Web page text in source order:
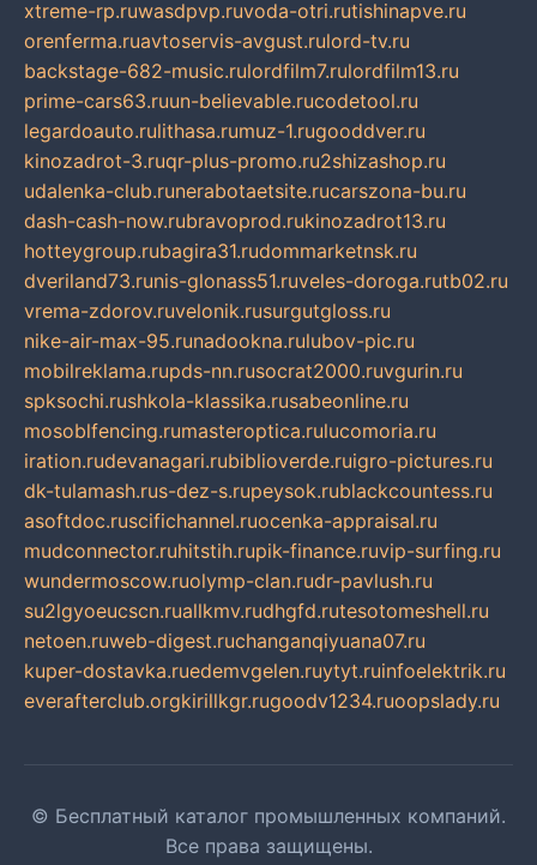
xtreme-rp.ruwasdpvp.ruvoda-otri.rutishinapve.ru
orenferma.ruavtoservis-avgust.rulord-tv.ru
backstage-682-music.rulordfilm7.rulordfilm13.ru
prime-cars63.ruun-believable.rucodetool.ru
legardoauto.rulithasa.rumuz-1.rugooddver.ru
kinozadrot-3.ruqr-plus-promo.ru2shizashop.ru
udalenka-club.runerabotaetsite.rucarszona-bu.ru
dash-cash-now.rubravoprod.rukinozadrot13.ru
hotteygroup.rubagira31.rudommarketnsk.ru
dveriland73.runis-glonass51.ruveles-doroga.rutb02.ru
vrema-zdorov.ruvelonik.rusurgutgloss.ru
nike-air-max-95.runadookna.rulubov-pic.ru
mobilreklama.rupds-nn.rusocrat2000.ruvgurin.ru
spksochi.rushkola-klassika.rusabeonline.ru
mosoblfencing.rumasteroptica.rulucomoria.ru
iration.rudevanagari.rubiblioverde.ruigro-pictures.ru
dk-tulamash.rus-dez-s.rupeysok.rublackcountess.ru
asoftdoc.ruscifichannel.ruocenka-appraisal.ru
mudconnector.ruhitstih.rupik-finance.ruvip-surfing.ru
wundermoscow.ruolymp-clan.rudr-pavlush.ru
su2lgyoeucscn.ruallkmv.rudhgfd.rutesotomeshell.ru
netoen.ruweb-digest.ruchanganqiyuana07.ru
kuper-dostavka.ruedemvgelen.ruytyt.ruinfoelektrik.ru
everafterclub.orgkirillkgr.rugoodv1234.ruoopslady.ru
© Бесплатный каталог промышленных компаний.
Все права защищены.